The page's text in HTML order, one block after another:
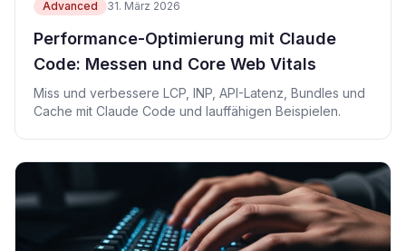
Advanced 31. März 2026
Performance-Optimierung mit Claude
Code: Messen und Core Web Vitals
Miss und verbessere LCP, INP, API-Latenz, Bundles und
Cache mit Claude Code und lauffähigen Beispielen.